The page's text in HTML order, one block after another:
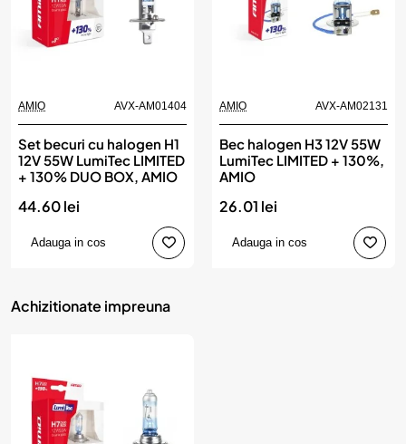
AMIO AVX-AM01404
Set becuri cu halogen H1
12V 55W LumiTec LIMITED
+ 130% DUO BOX, AMIO
44.60 lei
Adauga in cos
AMIO AVX-AM02131
Bec halogen H3 12V 55W
LumiTec LIMITED + 130%,
AMIO
26.01 lei
Adauga in cos
Achizitionate impreuna